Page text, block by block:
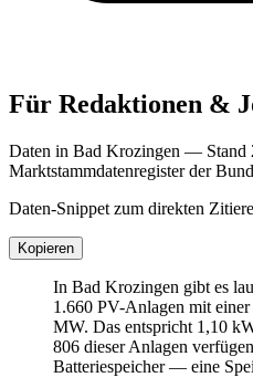
Für Redaktionen &
Daten in Bad Krozingen — Stand
Marktstammdatenregister der
Daten-Snippet zum direkten
Kopieren
In Bad Krozingen gibt es
1.660 PV-Anlagen mit
MW. Das entspricht 1,10
806 dieser Anlagen
Batteriespeicher — eine